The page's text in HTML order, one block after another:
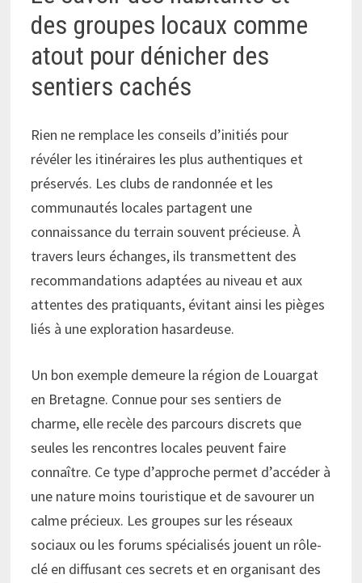
des groupes locaux comme
atout pour dénicher des
sentiers cachés
Rien ne remplace les conseils d’initiés pour
révéler les itinéraires les plus authentiques et
préservés. Les clubs de randonnée et les
communautés locales partagent une
connaissance du terrain souvent précieuse. À
travers leurs échanges, ils transmettent des
recommandations adaptées au niveau et aux
attentes des pratiquants, évitant ainsi les pièges
liés à une exploration hasardeuse.
Un bon exemple demeure la région de Louargat
en Bretagne. Connue pour ses sentiers de
charme, elle recèle des parcours discrets que
seules les rencontres locales peuvent faire
connaître. Ce type d’approche permet d’accéder à
une nature moins touristique et de savourer un
calme précieux. Les groupes sur les réseaux
sociaux ou les forums spécialisés jouent un rôle-
clé en diffusant ces secrets et en organisant des